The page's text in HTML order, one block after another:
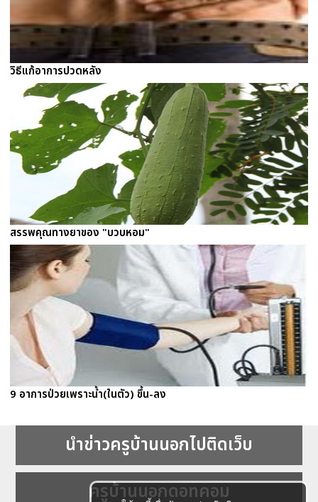
วิธีแก้อาการปวดหลัง
สรรพคุณทางยาของ "บวบหอม"
9 อาการป่วยเพราะน้ำ(ในตัว) ขึ้น-ลง
นำข่าวครูบ้านนอกไปติดเว็บ
ครูบ้านนอกดอทคอม